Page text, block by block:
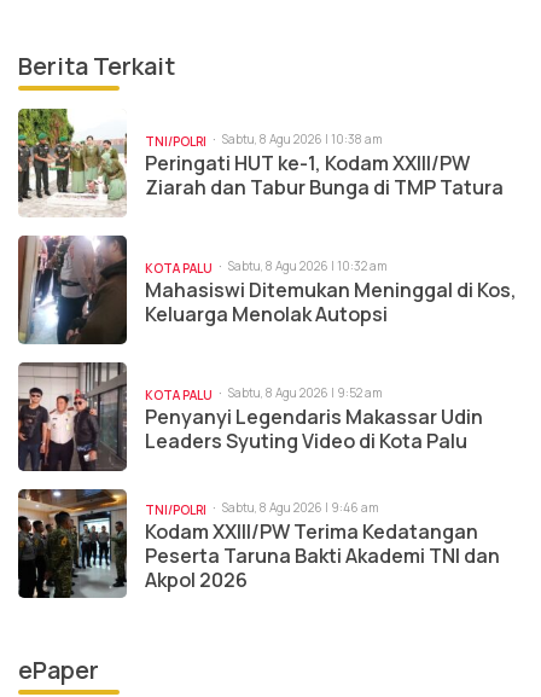
Berita Terkait
TNI/POLRI Sabtu, 8 Agu 2026 | 10:38 am
Peringati HUT ke-1, Kodam XXIII/PW
Ziarah dan Tabur Bunga di TMP Tatura
KOTA PALU Sabtu, 8 Agu 2026 | 10:32 am
Mahasiswi Ditemukan Meninggal di Kos,
Keluarga Menolak Autopsi
KOTA PALU Sabtu, 8 Agu 2026 | 9:52 am
Penyanyi Legendaris Makassar Udin
Leaders Syuting Video di Kota Palu
TNI/POLRI Sabtu, 8 Agu 2026 | 9:46 am
Kodam XXIII/PW Terima Kedatangan
Peserta Taruna Bakti Akademi TNI dan
Akpol 2026
ePaper